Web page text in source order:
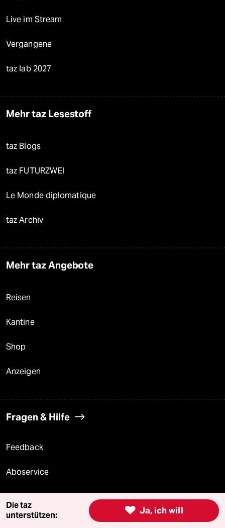
Live im Stream
Vergangene
taz lab 2027
Mehr taz Lesestoff
taz Blogs
taz FUTURZWEI
Le Monde diplomatique
taz Archiv
Mehr taz Angebote
Reisen
Kantine
Shop
Anzeigen
Fragen & Hilfe
Feedback
Aboservice
Downloads für Abonnierende
 Ja, ich will
Die taz
unterstützen: